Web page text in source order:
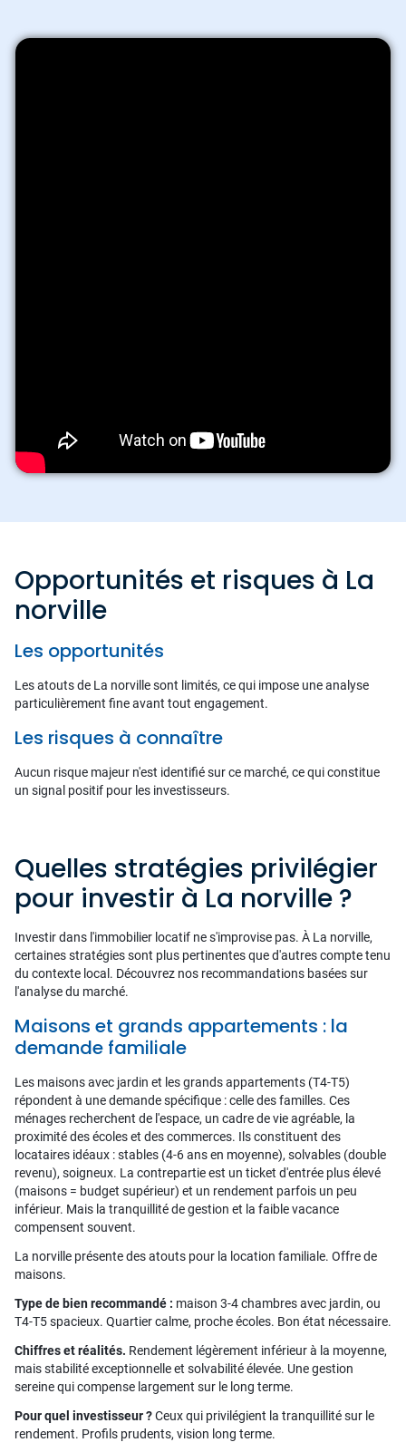
Opportunités et risques à La
norville
Les opportunités
Les atouts de La norville sont limités, ce qui impose une analyse
particulièrement fine avant tout engagement.
Les risques à connaître
Aucun risque majeur n'est identifié sur ce marché, ce qui constitue
un signal positif pour les investisseurs.
Quelles stratégies privilégier
pour investir à La norville ?
Investir dans l'immobilier locatif ne s'improvise pas. À La norville,
certaines stratégies sont plus pertinentes que d'autres compte tenu
du contexte local. Découvrez nos recommandations basées sur
l'analyse du marché.
Maisons et grands appartements : la
demande familiale
Les maisons avec jardin et les grands appartements (T4-T5)
répondent à une demande spécifique : celle des familles. Ces
ménages recherchent de l'espace, un cadre de vie agréable, la
proximité des écoles et des commerces. Ils constituent des
locataires idéaux : stables (4-6 ans en moyenne), solvables (double
revenu), soigneux. La contrepartie est un ticket d'entrée plus élevé
(maisons = budget supérieur) et un rendement parfois un peu
inférieur. Mais la tranquillité de gestion et la faible vacance
compensent souvent.
La norville présente des atouts pour la location familiale. Offre de
maisons.
Type de bien recommandé : maison 3-4 chambres avec jardin, ou
T4-T5 spacieux. Quartier calme, proche écoles. Bon état nécessaire.
Chiffres et réalités. Rendement légèrement inférieur à la moyenne,
mais stabilité exceptionnelle et solvabilité élevée. Une gestion
sereine qui compense largement sur le long terme.
Pour quel investisseur ?Ceux qui privilégient la tranquillité sur le
rendement. Profils prudents, vision long terme.